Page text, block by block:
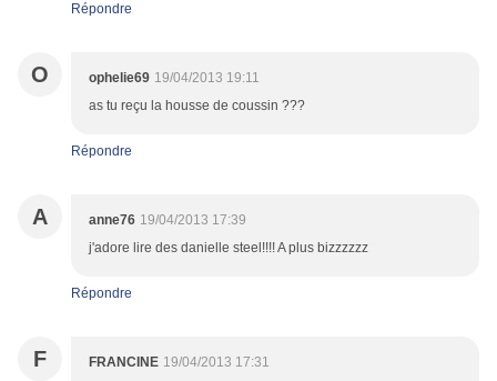
Répondre
O ophelie69 19/04/2013 19:11
as tu reçu la housse de coussin ???
Répondre
A anne76 19/04/2013 17:39
j'adore lire des danielle steel!!!! A plus bizzzzzz
Répondre
F FRANCINE 19/04/2013 17:31